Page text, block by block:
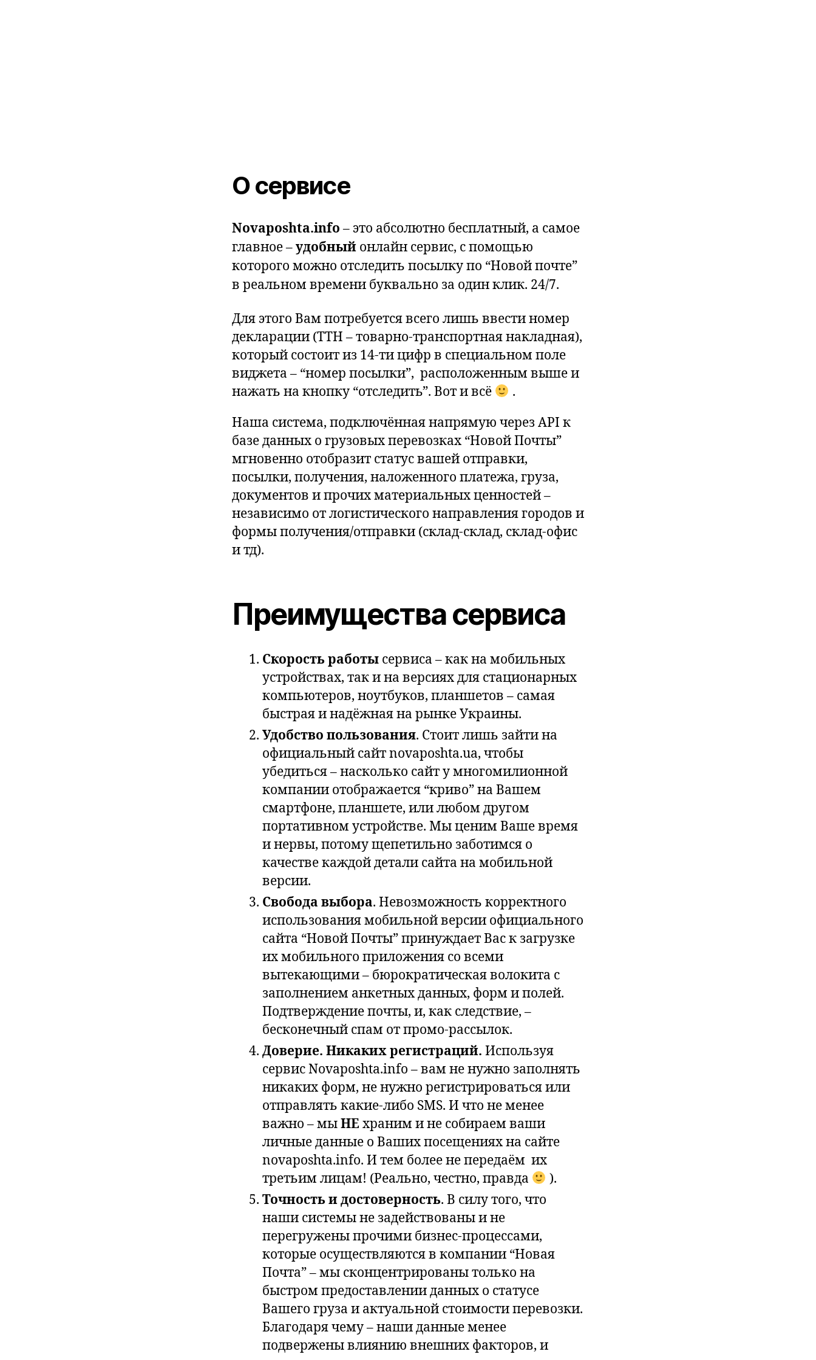
О сервисе
Novaposhta.info– это абсолютно бесплатный, а самое
главное –удобный онлайн сервис, с помощью
которого можно отследить посылку по “Новой почте”
в реальном времени буквально за один клик. 24/7.
Для этого Вам потребуется всего лишь ввести номер
декларации (ТТН – товарно-транспортная накладная),
который состоит из 14-ти цифр в специальном поле
виджета – “номер посылки”, расположенным выше и
нажать на кнопку “отследить”. Вот и всё
.
Наша система, подключённая напрямую через API к
базе данных о грузовых перевозках “Новой Почты”
мгновенно отобразит статус вашей отправки,
посылки, получения, наложенного платежа, груза,
документов и прочих материальных ценностей –
независимо от логистического направления городов и
формы получения/отправки (склад-склад, склад-офис
и тд).
Преимущества сервиса
Скорость работы сервиса – как на мобильных
устройствах, так и на версиях для стационарных
компьютеров, ноутбуков, планшетов – самая
быстрая и надёжная на рынке Украины.
Удобство пользования. Стоит лишь зайти на
официальный сайт novaposhta.ua, чтобы
убедиться – насколько сайт у многомилионной
компании отображается “криво” на Вашем
смартфоне, планшете, или любом другом
портативном устройстве. Мы ценим Ваше время
и нервы, потому щепетильно заботимся о
качестве каждой детали сайта на мобильной
версии.
Свобода выбора. Невозможность корректного
использования мобильной версии официального
сайта “Новой Почты” принуждает Вас к загрузке
их мобильного приложения со всеми
вытекающими – бюрократическая волокита с
заполнением анкетных данных, форм и полей.
Подтверждение почты, и, как следствие, –
бесконечный спам от промо-рассылок.
Доверие. Никаких регистраций. Используя
сервис Novaposhta.info – вам не нужно заполнять
никаких форм, не нужно регистрироваться или
отправлять какие-либо SMS. И что не менее
важно – мыНЕ храним и не собираем ваши
личные данные о Ваших посещениях на сайте
novaposhta.info. И тем более не передаём их
третьим лицам! (Реально, честно, правда
).
Точность и достоверность. В силу того, что
наши системы не задействованы и не
перегружены прочими бизнес-процессами,
которые осуществляются в компании “Новая
Почта” – мы сконцентрированы только на
быстром предоставлении данных о статусе
Вашего груза и актуальной стоимости перевозки.
Благодаря чему – наши данные менее
подвержены влиянию внешних факторов, и